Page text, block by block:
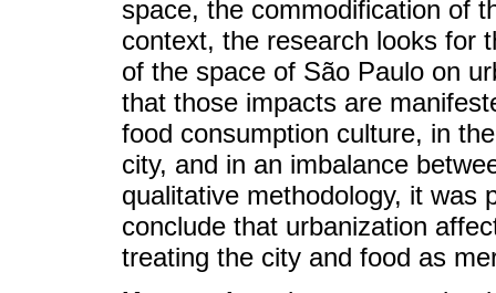
space, the commodification of
context, the research looks for
of the space of São Paulo on
that those impacts are
food consumption culture, in
city, and in an imbalance
qualitative methodology, it was
conclude that urbanization
treating the city and food as